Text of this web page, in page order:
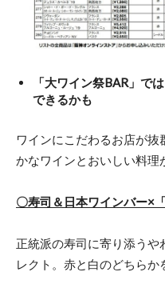
「大ワイン祭BAR」で
できるかも
ワインにこだわるお店が
かなワインとおいしい料理
〇寿司＆日本ワインバー×
正統派の寿司に寄り添う
レクト。赤と白のどちらか